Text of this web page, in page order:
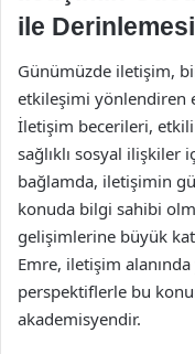
ile
Günümüzde iletişim,
etkileşimi yönlendiren
İletişim becerileri, etkili
sağlıklı sosyal ilişkiler
bağlamda, iletişimin
konuda bilgi sahibi
gelişimlerine büyük
Emre, iletişim alanında
perspektiflerle bu
akademisyendir.